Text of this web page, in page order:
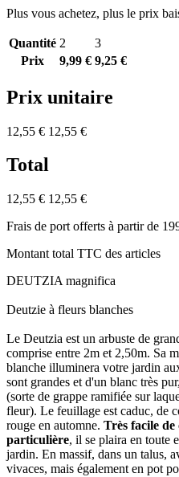
Plus vous achetez, plus le prix
Quantité 2
3
Prix
9,99 € 9,25 €
Prix unitaire
12,55 € 12,55 €
Total
12,55 € 12,55 €
Frais de port offerts à partir de
Montant total TTC des articles
DEUTZIA magnifica
Deutzie à fleurs blanches
Le Deutzia est un arbuste de
comprise entre 2m et 2,50m. Sa
blanche illuminera votre jardin
sont grandes et d'un blanc très
(sorte de grappe ramifiée sur
fleur). Le feuillage est caduc, de
rouge en automne. Très facile de
particulière, il se plaira en toute
jardin. En massif, dans un talus,
vivaces, mais également en pot